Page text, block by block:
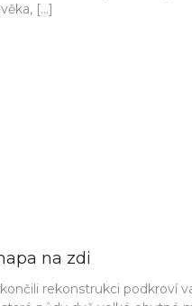
[…]
na zdi
rekonstrukci podkroví